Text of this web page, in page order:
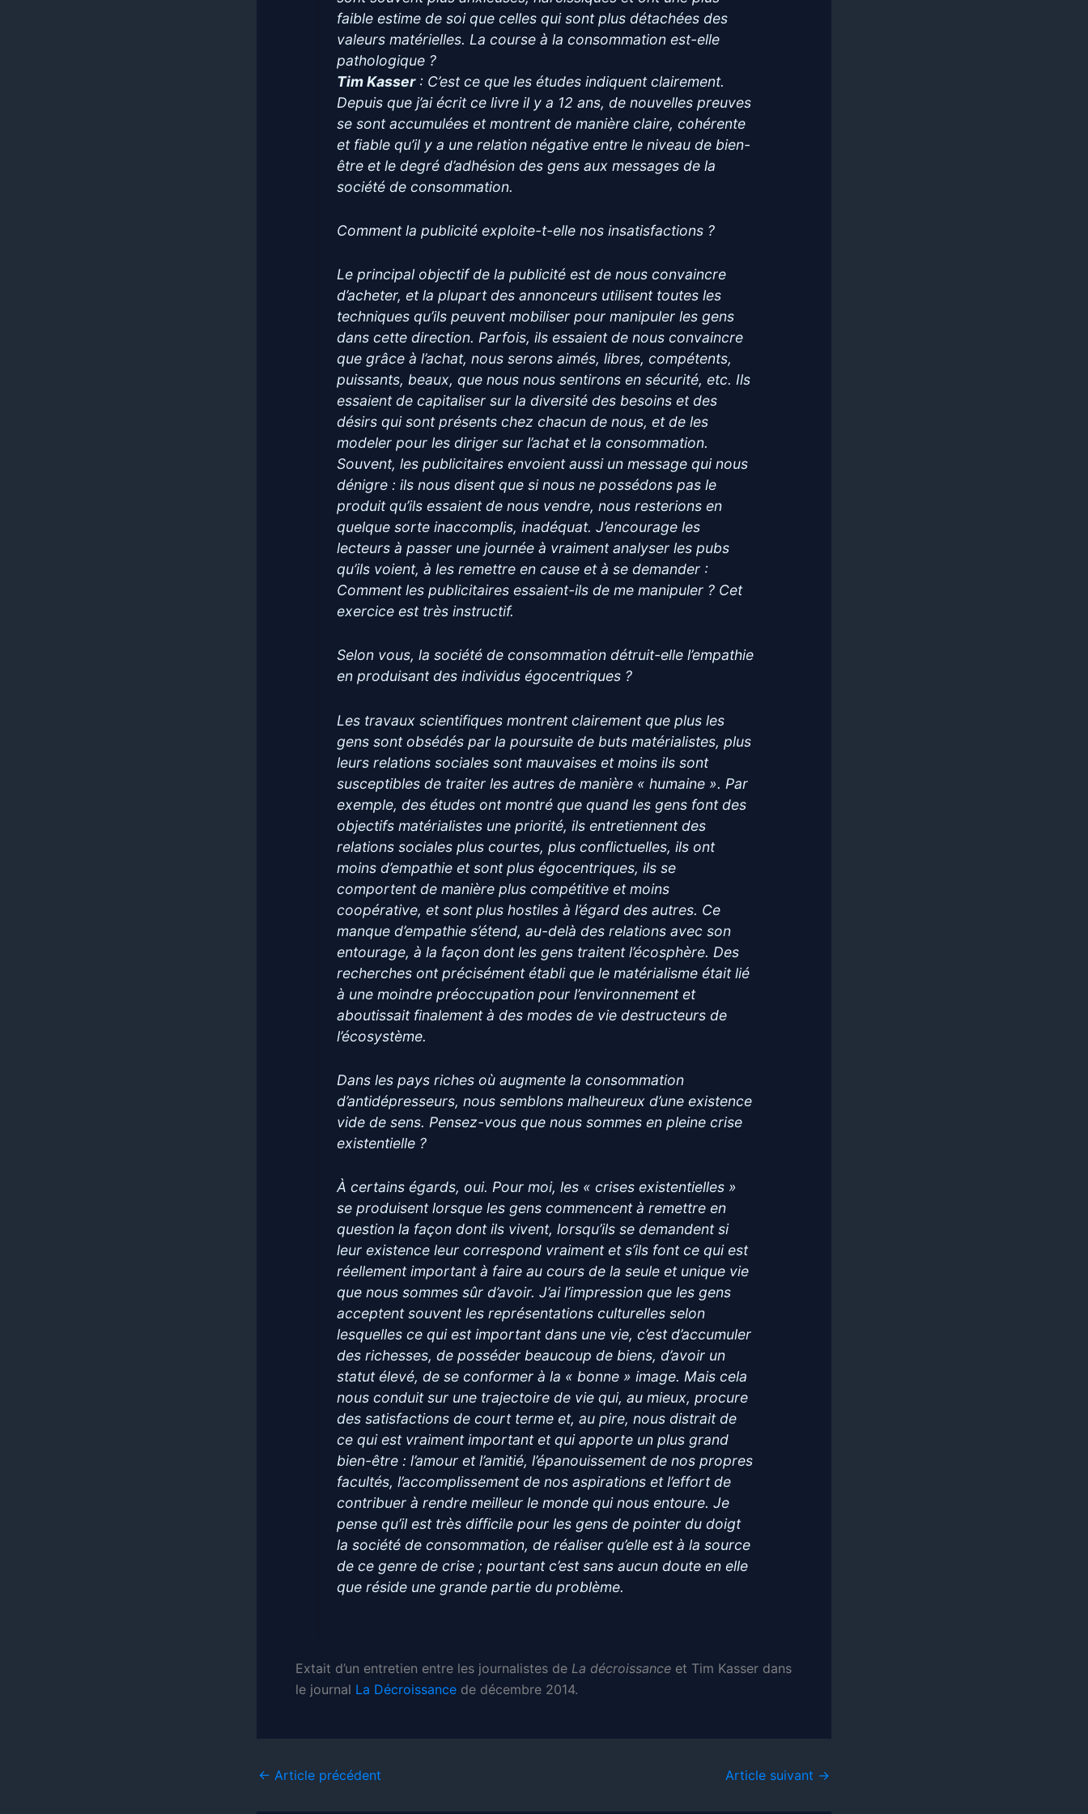
faible estime de soi que celles qui sont plus détachées des
valeurs matérielles. La course à la consommation est-elle
pathologique ?
Tim Kasser: C’est ce que les études indiquent clairement.
Depuis que j’ai écrit ce livre il y a 12 ans, de nouvelles preuves
se sont accumulées et montrent de manière claire, cohérente
et fiable qu’il y a une relation négative entre le niveau de bien-
être et le degré d’adhésion des gens aux messages de la
société de consommation.
Comment la publicité exploite-t-elle nos insatisfactions ?
Le principal objectif de la publicité est de nous convaincre
d’acheter, et la plupart des annonceurs utilisent toutes les
techniques qu’ils peuvent mobiliser pour manipuler les gens
dans cette direction. Parfois, ils essaient de nous convaincre
que grâce à l’achat, nous serons aimés, libres, compétents,
puissants, beaux, que nous nous sentirons en sécurité, etc. Ils
essaient de capitaliser sur la diversité des besoins et des
désirs qui sont présents chez chacun de nous, et de les
modeler pour les diriger sur l’achat et la consommation.
Souvent, les publicitaires envoient aussi un message qui nous
dénigre : ils nous disent que si nous ne possédons pas le
produit qu’ils essaient de nous vendre, nous resterions en
quelque sorte inaccomplis, inadéquat. J’encourage les
lecteurs à passer une journée à vraiment analyser les pubs
qu’ils voient, à les remettre en cause et à se demander :
Comment les publicitaires essaient-ils de me manipuler ? Cet
exercice est très instructif.
Selon vous, la société de consommation détruit-elle l’empathie
en produisant des individus égocentriques ?
Les travaux scientifiques montrent clairement que plus les
gens sont obsédés par la poursuite de buts matérialistes, plus
leurs relations sociales sont mauvaises et moins ils sont
susceptibles de traiter les autres de manière « humaine ». Par
exemple, des études ont montré que quand les gens font des
objectifs matérialistes une priorité, ils entretiennent des
relations sociales plus courtes, plus conflictuelles, ils ont
moins d’empathie et sont plus égocentriques, ils se
comportent de manière plus compétitive et moins
coopérative, et sont plus hostiles à l’égard des autres. Ce
manque d’empathie s’étend, au-delà des relations avec son
entourage, à la façon dont les gens traitent l’écosphère. Des
recherches ont précisément établi que le matérialisme était lié
à une moindre préoccupation pour l’environnement et
aboutissait finalement à des modes de vie destructeurs de
l’écosystème.
Dans les pays riches où augmente la consommation
d’antidépresseurs, nous semblons malheureux d’une existence
vide de sens. Pensez-vous que nous sommes en pleine crise
existentielle ?
À certains égards, oui. Pour moi, les « crises existentielles »
se produisent lorsque les gens commencent à remettre en
question la façon dont ils vivent, lorsqu’ils se demandent si
leur existence leur correspond vraiment et s’ils font ce qui est
réellement important à faire au cours de la seule et unique vie
que nous sommes sûr d’avoir. J’ai l’impression que les gens
acceptent souvent les représentations culturelles selon
lesquelles ce qui est important dans une vie, c’est d’accumuler
des richesses, de posséder beaucoup de biens, d’avoir un
statut élevé, de se conformer à la « bonne » image. Mais cela
nous conduit sur une trajectoire de vie qui, au mieux, procure
des satisfactions de court terme et, au pire, nous distrait de
ce qui est vraiment important et qui apporte un plus grand
bien-être : l’amour et l’amitié, l’épanouissement de nos propres
facultés, l’accomplissement de nos aspirations et l’effort de
contribuer à rendre meilleur le monde qui nous entoure. Je
pense qu’il est très difficile pour les gens de pointer du doigt
la société de consommation, de réaliser qu’elle est à la source
de ce genre de crise ; pourtant c’est sans aucun doute en elle
que réside une grande partie du problème.
Extait d’un entretien entre les journalistes de La décroissance et Tim Kasser dans
le journal La Décroissance de décembre 2014.
← Article précédent Article suivant →